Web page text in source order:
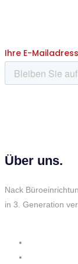
Über uns.
Nack
in 3. Generation